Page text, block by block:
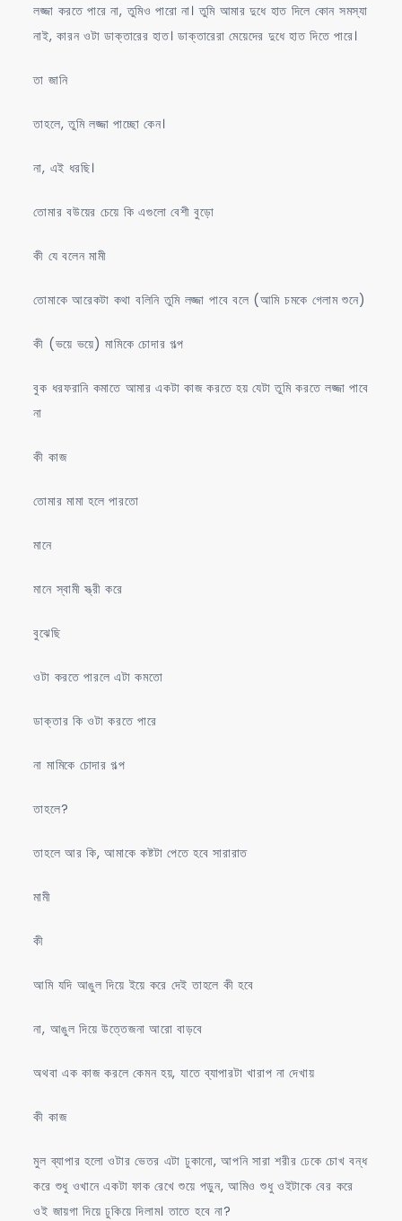
লজ্জা করতে পারে না, তুমিও পারো না। তুমি আমার দুধে হাত দিলে কোন সমস্যা
নাই, কারন ওটা ডাক্তারের হাত। ডাক্তারেরা মেয়েদের দুধে হাত দিতে পারে।
তা জানি
তাহলে, তুমি লজ্জা পাচ্ছো কেন।
না, এই ধরছি।
তোমার বউয়ের চেয়ে কি এগুলো বেশী বুড়ো
কী যে বলেন মামী
তোমাকে আরেকটা কথা বলিনি তুমি লজ্জা পাবে বলে (আমি চমকে গেলাম শুনে)
কী (ভয়ে ভয়ে) মামিকে চোদার গল্প
বুক ধরফরানি কমাতে আমার একটা কাজ করতে হয় যেটা তুমি করতে লজ্জা পাবে
না
কী কাজ
তোমার মামা হলে পারতো
মানে
মানে স্বামী স্ত্রী করে
বুঝেছি
ওটা করতে পারলে এটা কমতো
ডাক্তার কি ওটা করতে পারে
না মামিকে চোদার গল্প
তাহলে?
তাহলে আর কি, আমাকে কষ্টটা পেতে হবে সারারাত
মামী
কী
আমি যদি আঙুল দিয়ে ইয়ে করে দেই তাহলে কী হবে
না, আঙুল দিয়ে উত্তেজনা আরো বাড়বে
অথবা এক কাজ করলে কেমন হয়, যাতে ব্যাপারটা খারাপ না দেখায়
কী কাজ
মুল ব্যাপার হলো ওটার ভেতর এটা ঢুকানো, আপনি সারা শরীর ঢেকে চোখ বন্ধ
করে শুধু ওখানে একটা ফাক রেখে শুয়ে পড়ুন, আমিও শুধু ওইটাকে বের করে
ওই জায়গা দিয়ে ঢুকিয়ে দিলাম। তাতে হবে না?